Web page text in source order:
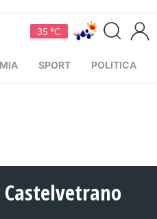
35 °C
SPORT POLITICA